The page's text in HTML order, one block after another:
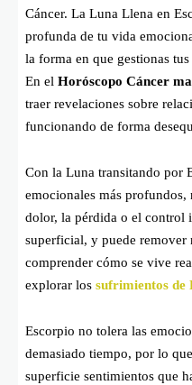
Cáncer. La Luna Llena en
profunda de tu vida
la forma en que gestionas
En el Horóscopo Cáncer
traer revelaciones sobre
funcionando de forma
Con la Luna transitando por
emocionales más
dolor, la pérdida o el control
superficial, y puede remover
comprender cómo se vive
explorar los sufrimientos de
Escorpio no tolera las
demasiado tiempo, por lo
superficie sentimientos que